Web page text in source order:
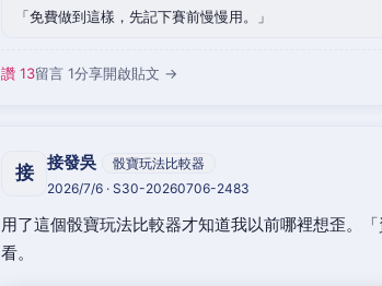
免費做到這樣，先記下賽前慢慢用。
讚 13留言 1分享開啟貼文 →
接 接發吳
骰寶玩法比較器
2026/7/6 · S30-20260706-2483
用了這個骰寶玩法比較器才知道我以前哪裡想歪。
看。